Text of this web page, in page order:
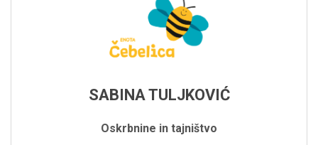
SABINA TULJKOVIĆ
Oskrbnine in tajništvo